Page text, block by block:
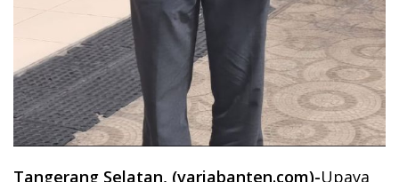
Tangerang Selatan, (variabanten.com)-Upaya